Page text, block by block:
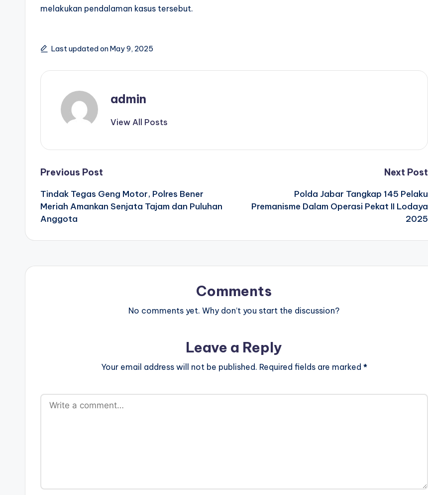
melakukan pendalaman kasus tersebut.
Last updated on May 9, 2025
admin
View All Posts
Post
navigation
Previous Post
Tindak Tegas Geng Motor, Polres Bener
Meriah Amankan Senjata Tajam dan Puluhan
Anggota
Next Post
Polda Jabar Tangkap 145 Pelaku
Premanisme Dalam Operasi Pekat II Lodaya
2025
Comments
No comments yet. Why don’t you start the discussion?
Leave a Reply
Your email address will not be published. Required fields are marked *